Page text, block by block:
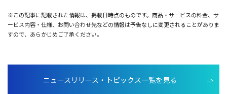
※この記事に記載された情報は、掲載日時点のものです。商品・サービスの料金、サ
ービス内容・仕様、お問い合わせ先などの情報は予告なしに変更されることがありま
すので、あらかじめご了承ください。
ニュースリリース・トピックス一覧を見る